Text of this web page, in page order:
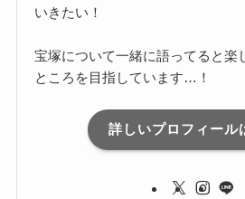
いきたい！
宝塚について一緒に語ってると楽
ところを目指しています…！
詳しいプロフィール